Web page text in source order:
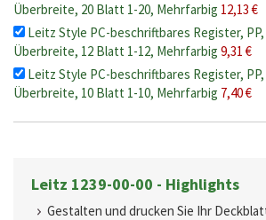
Überbreite, 20 Blatt 1-20, Mehrfarbig 12,13 €
Leitz Style PC-beschriftbares Register,
Überbreite, 12 Blatt 1-12, Mehrfarbig 9,31 €
Leitz Style PC-beschriftbares Register,
Überbreite, 10 Blatt 1-10, Mehrfarbig 7,40 €
Leitz 1239-00-00 - Highlights
Gestalten und drucken Sie Ihr